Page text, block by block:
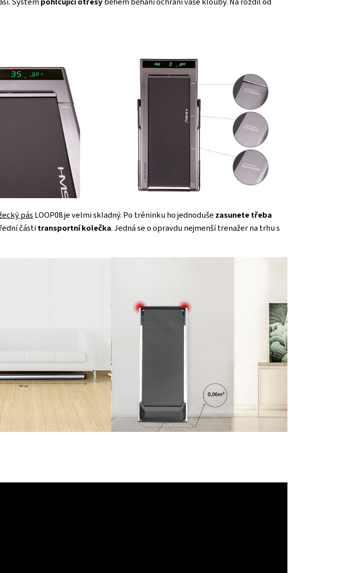
pás LOOP08 je velmi skladný. Po tréninku ho jednoduše zasunete třeba
části transportní kolečka. Jedná se o opravdu nejmenší trenažer na trhu s